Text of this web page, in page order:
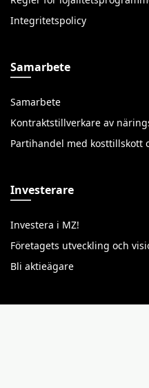
Integritetspolicy
Samarbete
Samarbete
Kontraktstillverkare av
Partihandel med kosttillskott
Investerare
Investera i MZ!
Företagets utveckling och
Bli aktieägare